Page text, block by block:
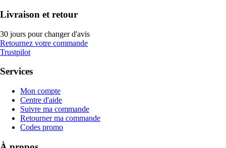
Livraison et retour
30 jours pour changer d'avis
Retournez votre commande
Trustpilot
Services
Mon compte
Centre d'aide
Suivre ma commande
Retourner ma commande
Codes promo